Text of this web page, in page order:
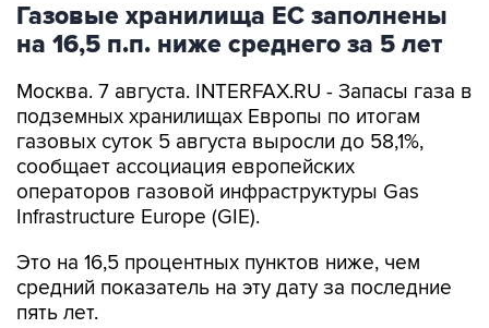
Газовые хранилища ЕС заполнены
на 16,5 п.п. ниже среднего за 5 лет
Москва. 7 августа. INTERFAX.RU - Запасы газа в
подземных хранилищах Европы по итогам
газовых суток 5 августа выросли до 58,1%,
сообщает ассоциация европейских
операторов газовой инфраструктуры Gas
Infrastructure Europe (GIE).
Это на 16,5 процентных пунктов ниже, чем
средний показатель на эту дату за последние
пять лет.